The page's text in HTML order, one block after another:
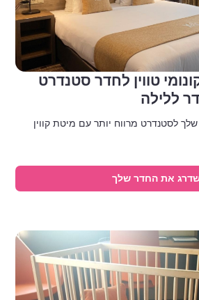
טווין לחדר סטנדרט
לסטנדרט מרווח יותר עם מיטת קווין
את החדר שלך